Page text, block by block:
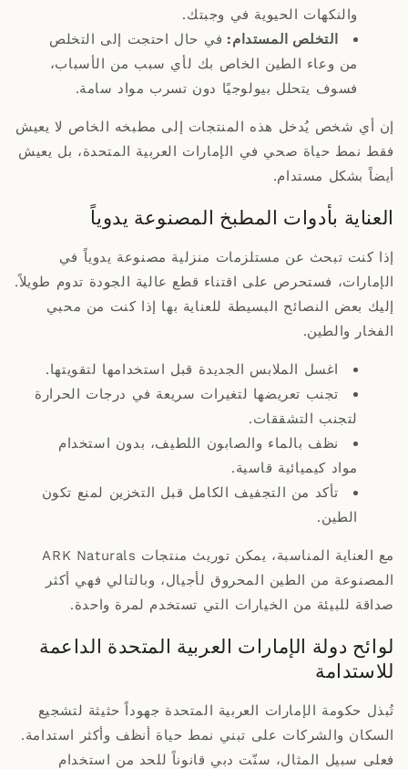
والنكهات الحيوية في وجبتك.
التخلص المستدام: في حال احتجت إلى التخلص
من وعاء الطين الخاص بك لأي سبب من الأسباب،
فسوف يتحلل بيولوجيًا دون تسرب مواد سامة.
إن أي شخص يُدخل هذه المنتجات إلى مطبخه الخاص لا يعيش
فقط نمط حياة صحي في الإمارات العربية المتحدة، بل يعيش
أيضاً بشكل مستدام.
العناية بأدوات المطبخ المصنوعة يدوياً
إذا كنت تبحث عن مستلزمات منزلية مصنوعة يدوياً في
الإمارات، فستحرص على اقتناء قطع عالية الجودة تدوم طويلاً.
إليك بعض النصائح البسيطة للعناية بها إذا كنت من محبي
الفخار والطين.
اغسل الملابس الجديدة قبل استخدامها لتقويتها.
تجنب تعريضها لتغيرات سريعة في درجات الحرارة
لتجنب التشققات.
نظف بالماء والصابون اللطيف، بدون استخدام
مواد كيميائية قاسية.
تأكد من التجفيف الكامل قبل التخزين لمنع تكون
الطين.
مع العناية المناسبة، يمكن توريث منتجات ARK Naturals
المصنوعة من الطين المحروق لأجيال، وبالتالي فهي أكثر
صداقة للبيئة من الخيارات التي تستخدم لمرة واحدة.
لوائح دولة الإمارات العربية المتحدة الداعمة
للاستدامة
تُبذل حكومة الإمارات العربية المتحدة جهوداً حثيثة لتشجيع
السكان والشركات على تبني نمط حياة أنظف وأكثر استدامة.
فعلى سبيل المثال، سنّت دبي قانوناً للحد من استخدام